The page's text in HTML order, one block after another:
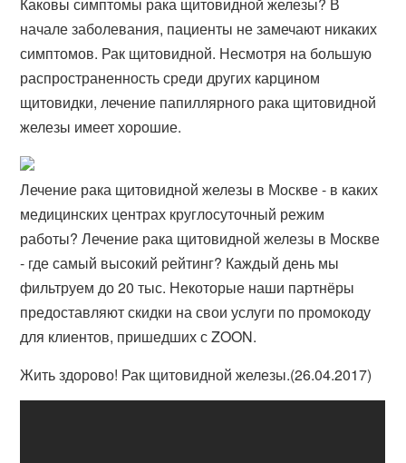
Каковы симптомы рака щитовидной железы? В
начале заболевания, пациенты не замечают никаких
симптомов. Рак щитовидной. Несмотря на большую
распространенность среди других карцином
щитовидки, лечение папиллярного рака щитовидной
железы имеет хорошие​.
Лечение рака щитовидной железы в Москве - в каких
медицинских центрах круглосуточный режим
работы? Лечение рака щитовидной железы в Москве
- где самый высокий рейтинг? Каждый день мы
фильтруем до 20 тыс. Некоторые наши партнёры
предоставляют скидки на свои услуги по промокоду
для клиентов, пришедших с ZOON.
Жить здорово! Рак щитовидной железы.(26.04.2017)